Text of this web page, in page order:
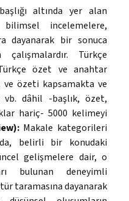
altında yer alan
incelemelere,
dayanarak bir sonuca
Türkçe
özet ve anahtar
özeti kapsamakta ve
dâhil -başlık, özet,
hariç- 5000 kelimeyi
Makale kategorileri
belirli bir konudaki
gelişmelere dair, o
bulunan deneyimli
taramasına dayanarak